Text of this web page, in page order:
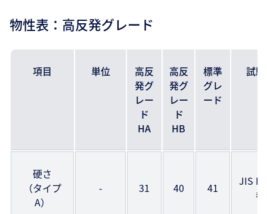
物性表：高反発グレード
項目 単位
高反
発グ
レー
ド
HA
高反
発グ
レー
ド
HB
標準
グレ
ード
試
硬さ
（タイプ
A）
- 31 40 41
JIS